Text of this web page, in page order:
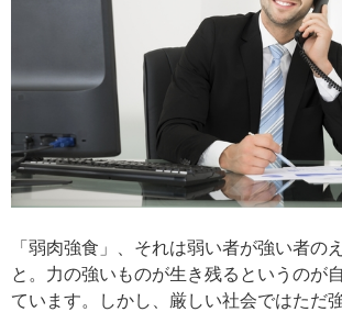
「弱肉強食」、それは弱い者が強い者の
と。力の強いものが生き残るというのが
ています。しかし、厳しい社会ではただ